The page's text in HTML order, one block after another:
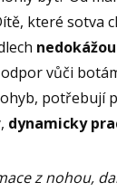
které sotva
vůči
potřebují
dynamicky
z nohou,